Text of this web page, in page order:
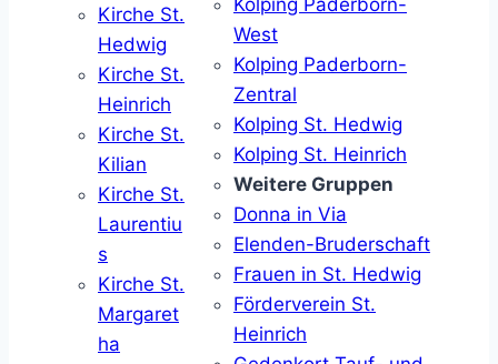
Kirche St.
Hedwig
Kirche St.
Heinrich
Kirche St.
Kilian
Kirche St.
Laurentiu
s
Kirche St.
Margaret
ha
Kolping Paderborn-
West
Kolping Paderborn-
Zentral
Kolping St. Hedwig
Kolping St. Heinrich
Weitere Gruppen
Donna in Via
Elenden-Bruderschaft
Frauen in St. Hedwig
Förderverein St.
Heinrich